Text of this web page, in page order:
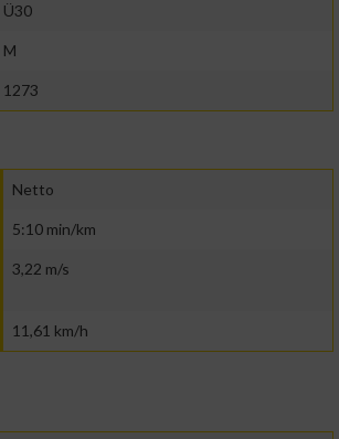
Ü30
M
1273
Netto
5:10 min/km
3,22 m/s
11,61 km/h